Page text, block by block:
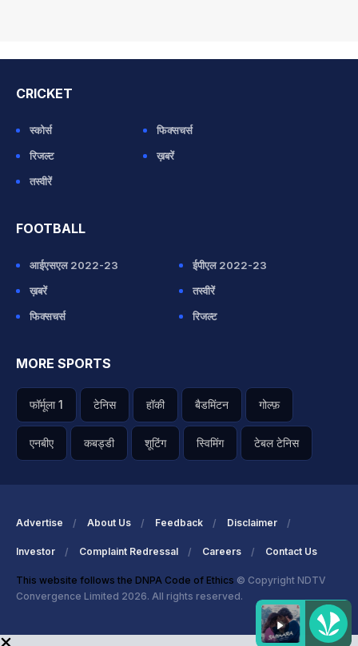
CRICKET
स्कोर्स
फिक्सचर्स
रिजल्ट
ख़बरें
तस्वीरें
FOOTBALL
आईएसएल 2022-23
ईपीएल 2022-23
ख़बरें
तस्वीरें
फिक्सचर्स
रिजल्ट
MORE SPORTS
फॉर्मूला 1 टेनिस हॉकी बैडमिंटन गोल्फ़
एनबीए कबड्डी शूटिंग स्विमिंग टेबल टेनिस
Advertise About Us Feedback Disclaimer
Investor Complaint Redressal Careers Contact Us
This website follows the DNPA Code of Ethics © Copyright NDTV
Convergence Limited 2026. All rights reserved.